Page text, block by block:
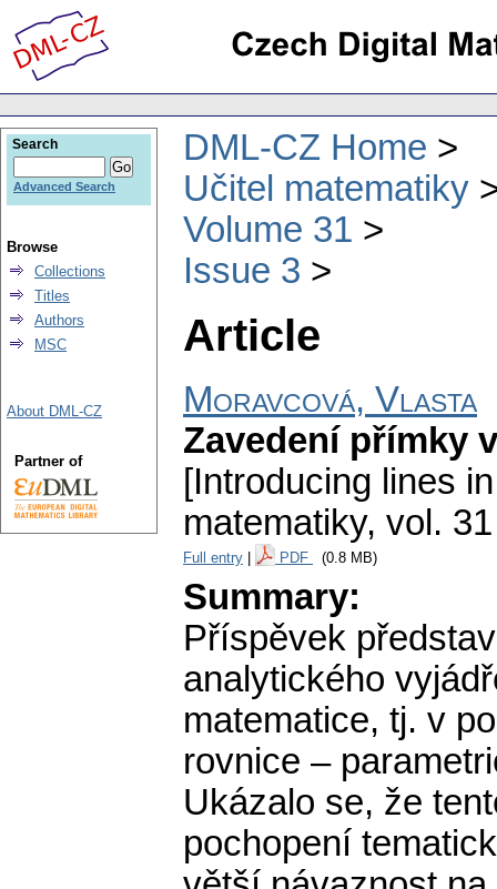
DML-CZ Home
Učitel matematiky
Volume 31
Issue 3
Article
Moravcová, Vlasta
Zavedení přímky
[Introducing lines
matematiky, vol.
Full entry PDF (0.8 MB)
Summary:
Příspěvek
analytického
matematice, tj. v
rovnice –
Ukázalo se, že
pochopení
Search
Advanced Search
Browse
Collections
Titles
Authors
MSC
About DML-CZ
Partner of